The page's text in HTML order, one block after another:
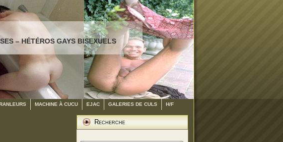
– HÉTÉROS GAYS BISEXUELS
MACHINE À CUCU EJAC GALERIES DE CULS H/F
Recherche